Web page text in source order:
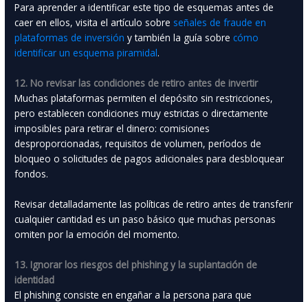
Para aprender a identificar este tipo de esquemas antes de
caer en ellos, visita el artículo sobre señales de fraude en
plataformas de inversión y también la guía sobrecómo
identificar un esquema piramidal.
12. No revisar las condiciones de retiro antes de invertir
Muchas plataformas permiten el depósito sin restricciones,
pero establecen condiciones muy estrictas o directamente
imposibles para retirar el dinero: comisiones
desproporcionadas, requisitos de volumen, períodos de
bloqueo o solicitudes de pagos adicionales para desbloquear
fondos.
Revisar detalladamente las políticas de retiro antes de transferir
cualquier cantidad es un paso básico que muchas personas
omiten por la emoción del momento.
13. Ignorar los riesgos del phishing y la suplantación de
identidad
El phishing consiste en engañar a la persona para que